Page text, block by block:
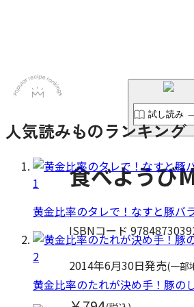
試し読み
食べようび
ISBNコード
2014年6月30日発売(一部
人気読みものランキング
1
黄金比率のタレで！なすと豚バ
2
黄金比率のたれが決め手！豚の